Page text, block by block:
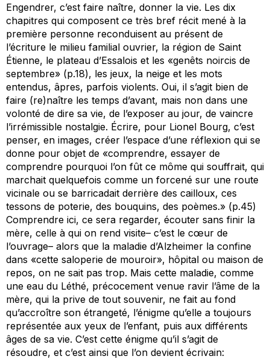
Engendrer, c’est faire naître, donner la vie. Les dix
chapitres qui composent ce très bref récit mené à la
première personne reconduisent au présent de
l’écriture le milieu familial ouvrier, la région de Saint
Étienne, le plateau d’Essalois et les «genêts noircis de
septembre» (p.18), les jeux, la neige et les mots
entendus, âpres, parfois violents. Oui, il s’agit bien de
faire (re)naître les temps d’avant, mais non dans une
volonté de dire sa vie, de l’exposer au jour, de vaincre
l’irrémissible nostalgie. Écrire, pour Lionel Bourg, c’est
penser, en images, créer l’espace d’une réflexion qui se
donne pour objet de «comprendre, essayer de
comprendre pourquoi l’on fût ce môme qui souffrait, qui
marchait quelquefois comme un forcené sur une route
vicinale ou se barricadait derrière des cailloux, ces
tessons de poterie, des bouquins, des poèmes.» (p.45)
Comprendre ici, ce sera regarder, écouter sans finir la
mère, celle à qui on rend visite– c’est le cœur de
l’ouvrage– alors que la maladie d’Alzheimer la confine
dans «cette saloperie de mouroir», hôpital ou maison de
repos, on ne sait pas trop. Mais cette maladie, comme
une eau du Léthé, précocement venue ravir l’âme de la
mère, qui la prive de tout souvenir, ne fait au fond
qu’accroître son étrangeté, l’énigme qu’elle a toujours
représentée aux yeux de l’enfant, puis aux différents
âges de sa vie. C’est cette énigme qu’il s’agit de
résoudre, et c’est ainsi que l’on devient écrivain: